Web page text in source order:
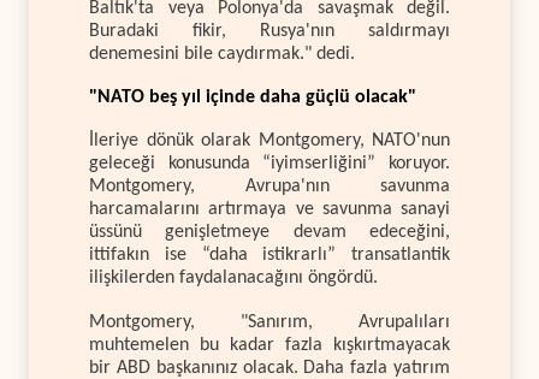
Baltık'ta veya Polonya'da savaşmak değil.
Buradaki fikir, Rusya'nın saldırmayı
denemesini bile caydırmak." dedi.
"NATO beş yıl içinde daha güçlü olacak"
İleriye dönük olarak Montgomery, NATO'nun
geleceği konusunda “iyimserliğini” koruyor.
Montgomery, Avrupa'nın savunma
harcamalarını artırmaya ve savunma sanayi
üssünü genişletmeye devam edeceğini,
ittifakın ise “daha istikrarlı” transatlantik
ilişkilerden faydalanacağını öngördü.
Montgomery, "Sanırım, Avrupalıları
muhtemelen bu kadar fazla kışkırtmayacak
bir ABD başkanınız olacak. Daha fazla yatırım